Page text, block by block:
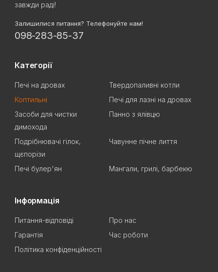
завжди раді!
Залишилися питання? Телефонуйте нам!
098-283-85-37
Категорії
Печі на дровах
Твердопаливні котли
Коптильні
Печі для лазні на дровах
Засоби для чистки
димохода
Панно з ялівцю
Подрібнювачі гілок,
щєпорізи
Чавунне пічне лиття
Печі булер'ян Мангали, грилі, барбекю
Інформація
Питання-відповіді
Про нас
Гарантія
Час роботи
Політика конфіденційності